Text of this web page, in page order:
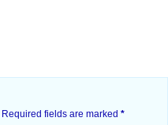
Required fields are marked *